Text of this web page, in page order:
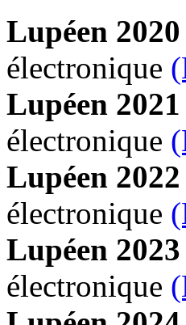
Lupéen 2020
électronique
Lupéen 2021
électronique
Lupéen 2022
électronique
Lupéen 2023
électronique